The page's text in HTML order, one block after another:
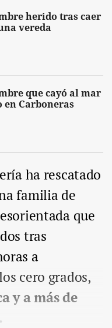
herido tras caer
vereda
que cayó al mar
Carboneras
ha rescatado
familia de
que
tras
a
cero grados,
y a más de